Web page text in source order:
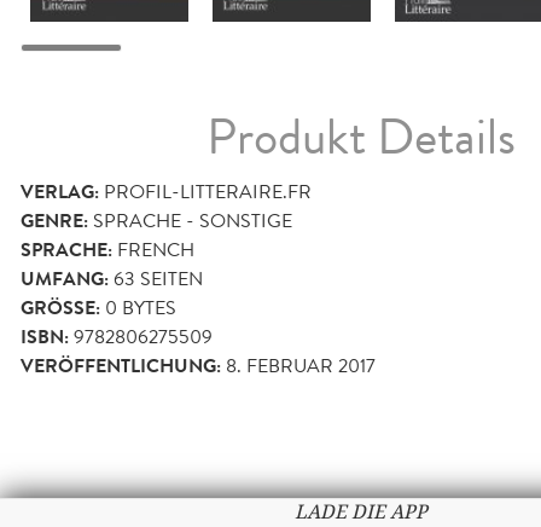
Produkt Details
VERLAG: PROFIL-LITTERAIRE.FR
GENRE: SPRACHE - SONSTIGE
SPRACHE: FRENCH
UMFANG:63 SEITEN
GRÖSSE: 0 BYTES
ISBN:9782806275509
VERÖFFENTLICHUNG: 8. FEBRUAR 2017
LADE DIE APP